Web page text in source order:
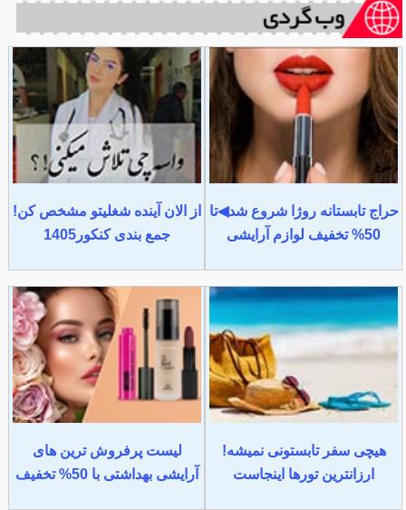
حراج تابستانه روژا شروع شد◀تا
50% تخفیف لوازم آرایشی
از الان آینده شغلیتو مشخص کن!
جمع بندی کنکور1405
هیچی سفر تابستونی نمیشه!
ارزانترین تورها اینجاست
لیست پرفروش ترین های
آرایشی بهداشتی با 50% تخفیف